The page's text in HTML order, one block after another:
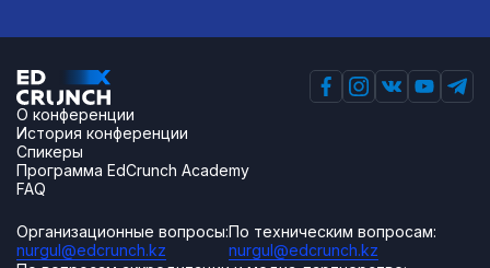
О конференции
История конференции
Спикеры
Программа EdCrunch Academy
FAQ
Организационные вопросы:
nurgul@edcrunch.kz
По техническим вопросам:
nurgul@edcrunch.kz